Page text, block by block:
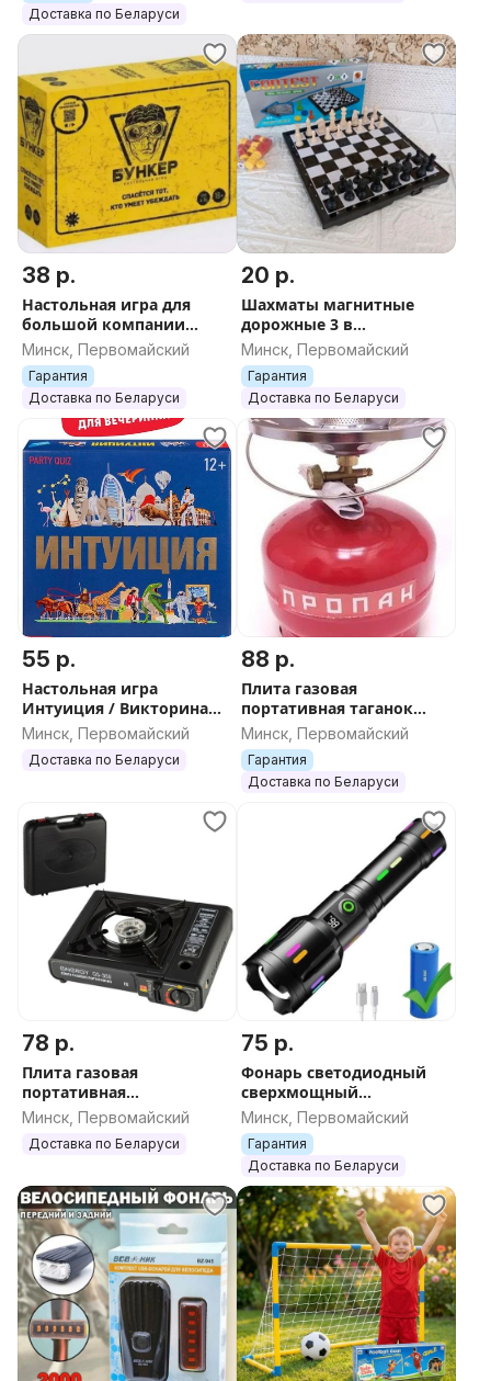
Доставка по Беларуси
38 р.
Настольная игра для
большой компании
БУНКЕР
Минск, Первомайский
Гарантия
Доставка по Беларуси
20 р.
Шахматы магнитные
дорожные 3 в
1(нарды,шашки,шахмат
ы)
Минск, Первомайский
Гарантия
Доставка по Беларуси
55 р.
Настольная игра
Интуиция / Викторина
для всей семьи /
Карточная настолка для
детей и подростков
Минск, Первомайский
Доставка по Беларуси
88 р.
Плита газовая
портативная таганок
Дачник Н 1 с баллоном 5
л
Минск, Первомайский
Гарантия
Доставка по Беларуси
78 р.
Плита газовая
портативная
туристическая с
пьезоподжигом в кейсе
Минск, Первомайский
Доставка по Беларуси
75 р.
Фонарь светодиодный
сверхмощный
тактический лазерный
ручной телескопический
YYC-6327-PM30-TG
Минск, Первомайский
Гарантия
Доставка по Беларуси